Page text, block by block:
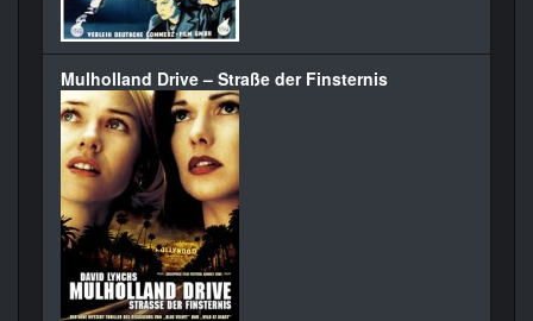
Mulholland Drive – Straße der Finsternis